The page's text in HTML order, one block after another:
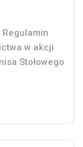
w akcji
Stołowego